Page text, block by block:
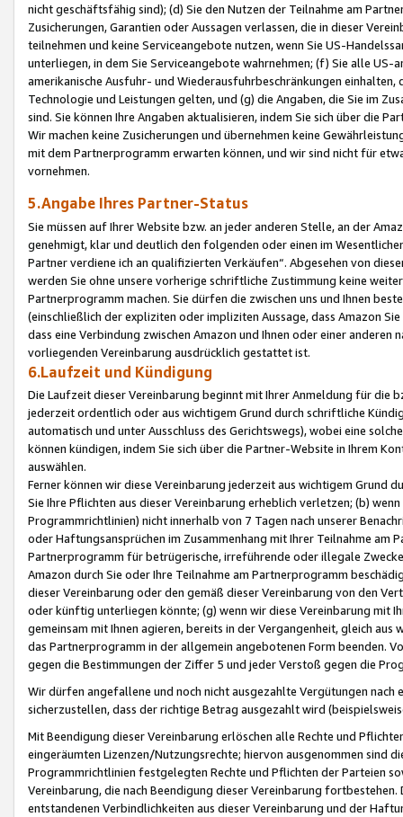
nicht geschäftsfähig sind); (d) Sie den Nutzen der Teilnahme am
Zusicherungen, Garantien oder Aussagen verlassen, die in dieser
teilnehmen und keine Serviceangebote nutzen, wenn Sie US-
unterliegen, in dem Sie Serviceangebote wahrnehmen; (f) Sie alle
amerikanische Ausfuhr- und Wiederausfuhrbeschränkungen
Technologie und Leistungen gelten, und (g) die Angaben, die Sie im
sind. Sie können Ihre Angaben aktualisieren, indem Sie sich über die
Wir machen keine Zusicherungen und übernehmen keine
mit dem Partnerprogramm erwarten können, und wir sind nicht für
vornehmen.
5.Angabe Ihres Partner-Status
Sie müssen auf Ihrer Website bzw. an jeder anderen Stelle, an der
genehmigt, klar und deutlich den folgenden oder einen im
Partner verdiene ich an qualifizierten Verkäufen“. Abgesehen von
werden Sie ohne unsere vorherige schriftliche Zustimmung keine
Partnerprogramm machen. Sie dürfen die zwischen uns und Ihnen
(einschließlich der expliziten oder impliziten Aussage, dass Amazon
dass eine Verbindung zwischen Amazon und Ihnen oder einer
vorliegenden Vereinbarung ausdrücklich gestattet ist.
6.Laufzeit und Kündigung
Die Laufzeit dieser Vereinbarung beginnt mit Ihrer Anmeldung für die
jederzeit ordentlich oder aus wichtigem Grund durch schriftliche
automatisch und unter Ausschluss des Gerichtswegs), wobei eine
können kündigen, indem Sie sich über die Partner-Website in Ihrem
auswählen.
Ferner können wir diese Vereinbarung jederzeit aus wichtigem Grund
Sie Ihre Pflichten aus dieser Vereinbarung erheblich verletzen; (b)
Programmrichtlinien) nicht innerhalb von 7 Tagen nach unserer
oder Haftungsansprüchen im Zusammenhang mit Ihrer Teilnahme am
Partnerprogramm für betrügerische, irreführende oder illegale
Amazon durch Sie oder Ihre Teilnahme am Partnerprogramm
dieser Vereinbarung oder den gemäß dieser Vereinbarung von den
oder künftig unterliegen könnte; (g) wenn wir diese Vereinbarung mit
gemeinsam mit Ihnen agieren, bereits in der Vergangenheit, gleich
das Partnerprogramm in der allgemein angebotenen Form beenden.
gegen die Bestimmungen der Ziffer 5 und jeder Verstoß gegen die
Wir dürfen angefallene und noch nicht ausgezahlte Vergütungen
sicherzustellen, dass der richtige Betrag ausgezahlt wird
Mit Beendigung dieser Vereinbarung erlöschen alle Rechte und
eingeräumten Lizenzen/Nutzungsrechte; hiervon ausgenommen sind
Programmrichtlinien festgelegten Rechte und Pflichten der Parteien
Vereinbarung, die nach Beendigung dieser Vereinbarung
entstandenen Verbindlichkeiten aus dieser Vereinbarung und der